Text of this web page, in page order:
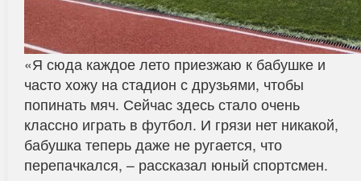
«Я сюда каждое лето приезжаю к бабушке и
часто хожу на стадион с друзьями, чтобы
попинать мяч. Сейчас здесь стало очень
классно играть в футбол. И грязи нет никакой,
бабушка теперь даже не ругается, что
перепачкался, – рассказал юный спортсмен.